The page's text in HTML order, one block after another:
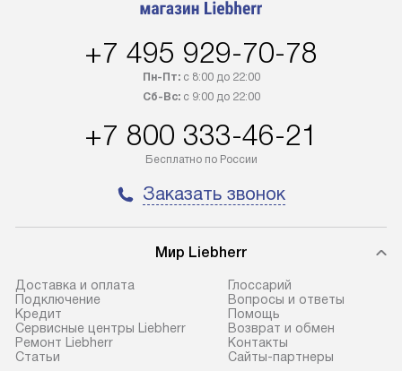
+7 495 929-70-78
Пн-Пт:с 8:00 до 22:00
Сб-Вс:с 9:00 до 22:00
+7 800 333-46-21
Бесплатно по России
Заказать звонок
Мир Liebherr
Доставка и оплата
Подключение
Кредит
Сервисные центры Liebherr
Ремонт Liebherr
Cтатьи
Глоссарий
Вопросы и ответы
Помощь
Возврат и обмен
Контакты
Сайты-партнеры